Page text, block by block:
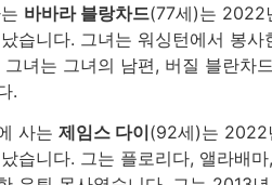
바바라 블랑차드(77세)는 2022
습니다. 그녀는 워싱턴에서 봉사
녀는 그녀의 남편, 버질 블란차
.
사는 제임스 다이(92세)는 2022
습니다. 그는 플로리다, 앨라배마,